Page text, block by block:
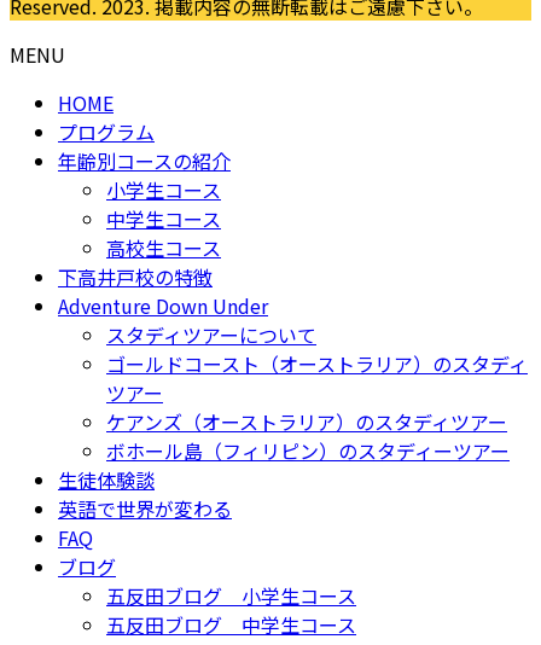
Reserved. 2023. 掲載内容の無断転載はご遠慮下さい。
MENU
HOME
プログラム
年齢別コースの紹介
小学生コース
中学生コース
高校生コース
下高井戸校の特徴
Adventure Down Under
スタディツアーについて
ゴールドコースト（オーストラリア）のスタディ
ツアー
ケアンズ（オーストラリア）のスタディツアー
ボホール島（フィリピン）のスタディーツアー
生徒体験談
英語で世界が変わる
FAQ
ブログ
五反田ブログ 小学生コース
五反田ブログ 中学生コース